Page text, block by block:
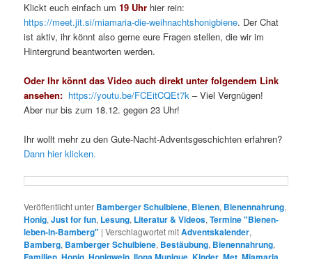
Klickt euch einfach um19 Uhr hier rein:
https://meet.jit.si/miamaria-die-weihnachtshonigbiene. Der Chat
ist aktiv, ihr könnt also gerne eure Fragen stellen, die wir im
Hintergrund beantworten werden.
Oder Ihr könnt das Video auch direkt unter folgendem Link
ansehen: https://youtu.be/FCEitCQEt7k – Viel Vergnügen!
Aber nur bis zum 18.12. gegen 23 Uhr!
Ihr wollt mehr zu den Gute-Nacht-Adventsgeschichten erfahren?
Dann hier klicken.
Veröffentlicht unter Bamberger Schulbiene, Bienen, Bienennahrung,
Honig,Just for fun, Lesung, Literatur & Videos,Termine "Bienen-
leben-in-Bamberg" |Verschlagwortet mitAdventskalender,
Bamberg, Bamberger Schulbiene, Bestäubung, Bienennahrung,
, , , , , , ,